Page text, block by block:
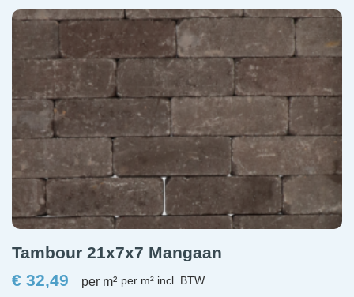
Tambour 21x7x7 Mangaan
€ 32,49 per m²